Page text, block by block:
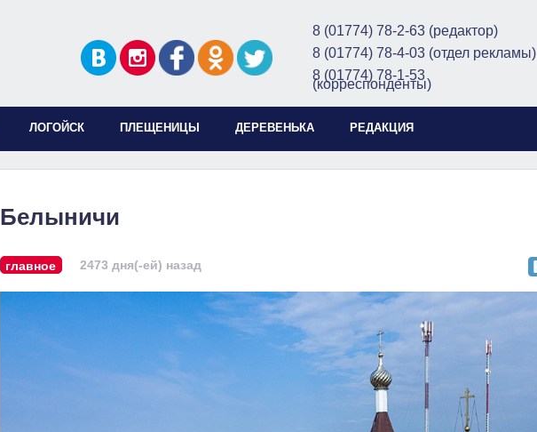
8 (01774) 78-2-63 (редактор)
8 (01774) 78-4-03 (отдел рекламы)
8 (01774) 78-1-53
(корреспонденты)
ЛОГОЙСК ПЛЕЩЕНИЦЫ ДЕРЕВЕНЬКА РЕДАКЦИЯ
Белыничи
главное 2473 дня(-ей) назад